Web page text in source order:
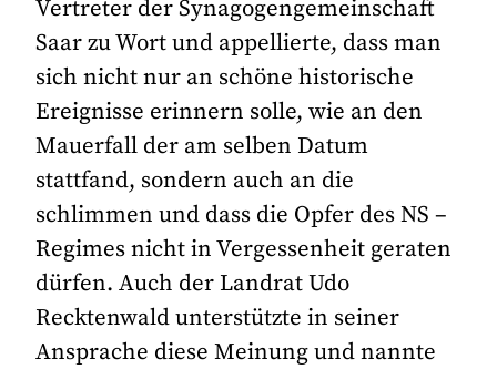
Vertreter der Synagogengemeinschaft
Saar zu Wort und appellierte, dass man
sich nicht nur an schöne historische
Ereignisse erinnern solle, wie an den
Mauerfall der am selben Datum
stattfand, sondern auch an die
schlimmen und dass die Opfer des NS –
Regimes nicht in Vergessenheit geraten
dürfen. Auch der Landrat Udo
Recktenwald unterstützte in seiner
Ansprache diese Meinung und nannte